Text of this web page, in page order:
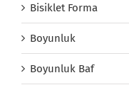
Bisiklet Forma
Boyunluk
Boyunluk Baf